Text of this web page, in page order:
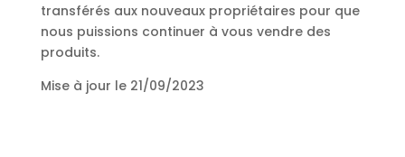
transférés aux nouveaux propriétaires pour que
nous puissions continuer à vous vendre des
produits.
Mise à jour le 21/09/2023